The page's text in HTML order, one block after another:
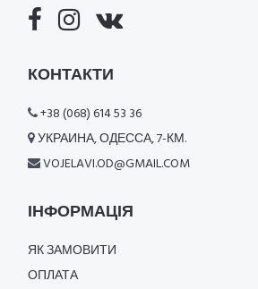
КОНТАКТИ
+38 (068) 614 53 36
УКРАИНА, ОДЕССА, 7-КМ.
VOJELAVI.OD@GMAIL.COM
ІНФОРМАЦІЯ
ЯК ЗАМОВИТИ
ОПЛАТА